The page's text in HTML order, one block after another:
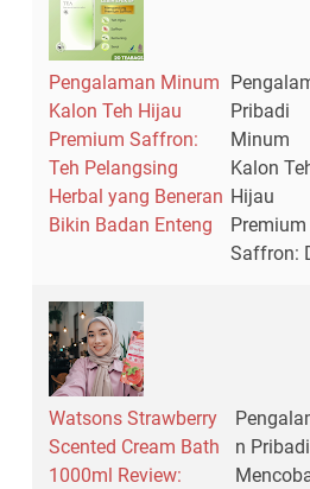
Pengalaman Minum
Kalon Teh Hijau
Premium Saffron:
Teh Pelangsing
Herbal yang Beneran
Bikin Badan Enteng
Pribadi
Minum
Kalon
Hijau
Premium
Saffron:
Watsons Strawberry
Scented Cream Bath
1000ml Review:
n Pribadi